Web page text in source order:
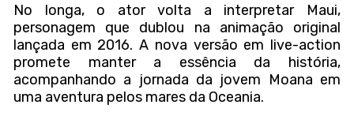
No longa, o ator volta a interpretar Maui,
personagem que dublou na animação original
lançada em 2016. A nova versão em live-action
promete manter a essência da história,
acompanhando a jornada da jovem Moana em
uma aventura pelos mares da Oceania.